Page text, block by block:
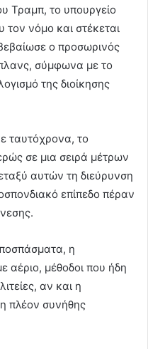
Τραμπ, το υπουργείο
τον νόμο και στέκεται
ο προσωρινός
σύμφωνα με το
της διοίκησης
ταυτόχρονα, το
σε μια σειρά μέτρων
αυτών τη διεύρυνση
επίπεδο πέραν
η
αέριο, μέθοδοι που ήδη
αν και η
πλέον συνήθης